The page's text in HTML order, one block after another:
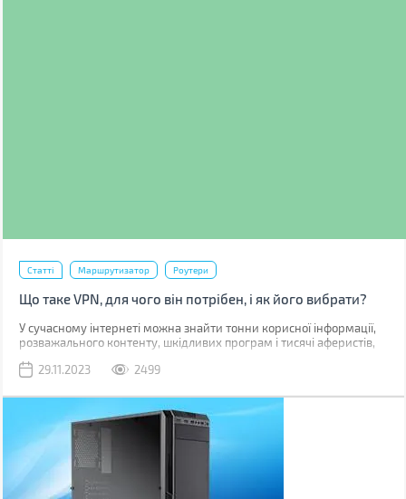
Статті Маршрутизатор Роутери
Що таке VPN, для чого він потрібен, і як його вибрати?
У сучасному інтернеті можна знайти тонни корисної інформації,
розважального контенту, шкідливих програм і тисячі аферистів,
захист вашої анонімності та безпеки в мережі важливий аспект
банківських рахунків допомагає низка сервісів і технологій, про
один з яких, а саме про VPN, ми й поговоримо в цій статті.
29.11.2023 2499